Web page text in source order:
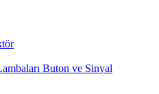
Buton ve Sinyal